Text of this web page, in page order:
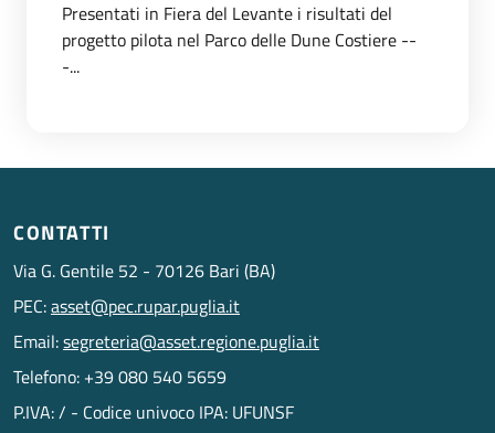
Presentati in Fiera del Levante i risultati del
progetto pilota nel Parco delle Dune Costiere --
-...
CONTATTI
Via G. Gentile 52 - 70126 Bari (BA)
PEC:asset@pec.rupar.puglia.it
Email:segreteria@asset.regione.puglia.it
Telefono: +39 080 540 5659
P.IVA: / - Codice univoco IPA: UFUNSF